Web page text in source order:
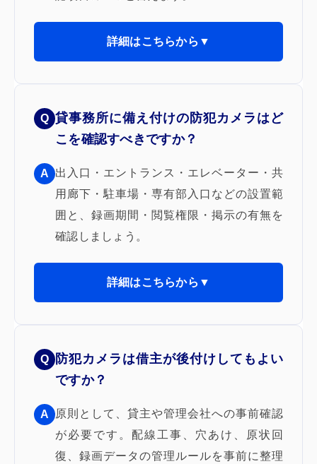
詳細はこちらから▼
Q 貸事務所に備え付けの防犯カメラはど
こを確認すべきですか？
A 出入口・エントランス・エレベーター・共
用廊下・駐車場・専有部入口などの設置範
囲と、録画期間・閲覧権限・掲示の有無を
確認しましょう。
詳細はこちらから▼
Q 防犯カメラは借主が後付けしてもよい
ですか？
A 原則として、貸主や管理会社への事前確認
が必要です。配線工事、穴あけ、原状回
復、録画データの管理ルールを事前に整理